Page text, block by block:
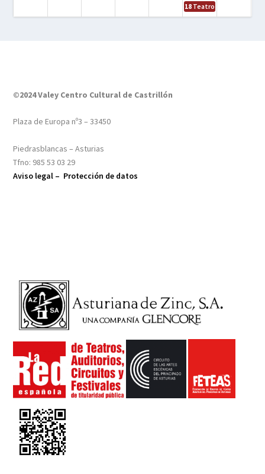
18 Teatro – Tres
©2024 Valey Centro Cultural de Castrillón
Plaza de Europa nº3 – 33450
Piedrasblancas – Asturias
Tfno: 985 53 03 29
Aviso legal – Protección de datos